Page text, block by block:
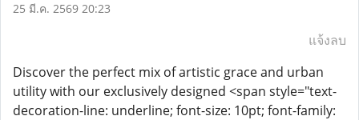
25 มี.ค. 2569 20:23
แจ้งลบ
Discover the perfect mix of artistic grace and urban
utility with our exclusively designed <span style="text-
decoration-line: underline; font-size: 10pt; font-family: